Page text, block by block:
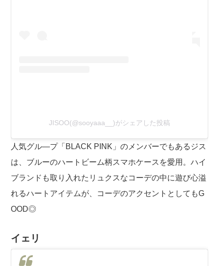
JISOO(@sooyaaa__)がシェアした投稿
人気グル―プ「BLACK PINK」のメンバーでもあるジス
は、ブルーのハートビーム柄スマホケースを愛用。ハイ
ブランドも取り入れたリュクスなコーデの中に遊び心溢
れるハートアイテムが、コーデのアクセントとしてもG
OOD◎
イェリ